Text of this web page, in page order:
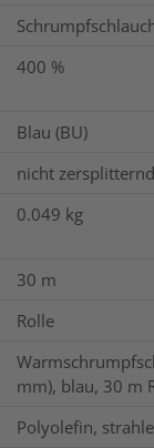
400 %
Blau (BU)
nicht zersplitternd
0.049 kg
30 m
Rolle
mm), blau, 30 m
Polyolefin,